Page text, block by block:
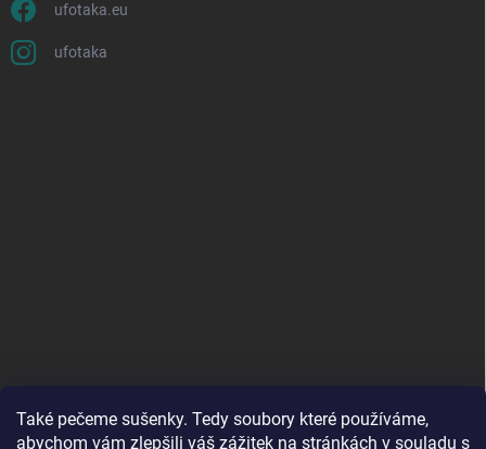
Také pečeme sušenky. Tedy soubory které používáme,
abychom vám zlepšili váš zážitek na stránkách v souladu s
ufotaka.eu
ufotaka